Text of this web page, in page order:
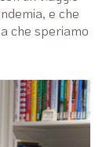
e che
che speriamo